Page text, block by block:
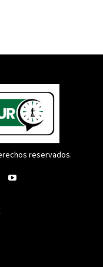
reservados.